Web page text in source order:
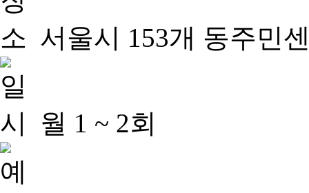
서울시 153개 동주민
월 1 ~ 2회